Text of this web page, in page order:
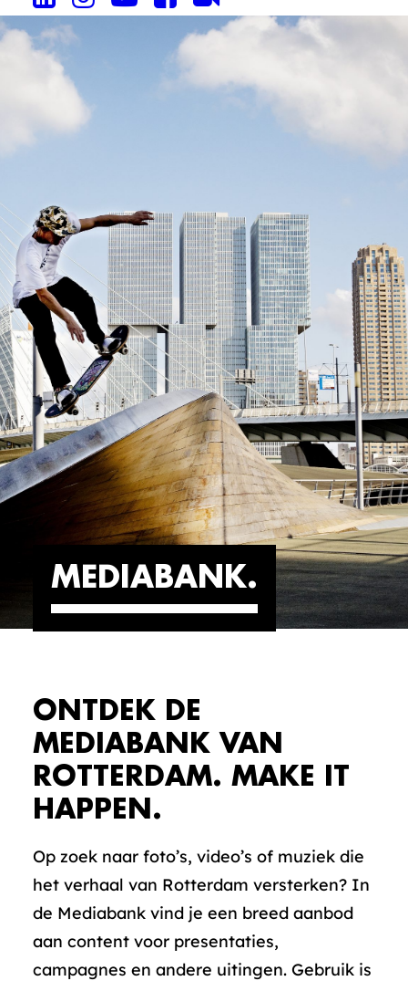
MEDIABANK
ONTDEK DE
MEDIABANK VAN
ROTTERDAM. MAKE IT
HAPPEN.
Op zoek naar foto’s, video’s of muziek die
het verhaal van Rotterdam versterken? In
de Mediabank vind je een breed aanbod
aan content voor presentaties,
campagnes en andere uitingen. Gebruik is